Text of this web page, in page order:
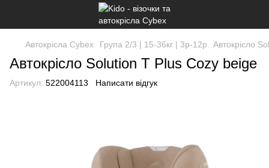
Автокрісла Cybex Група 2/3 | 15-36кг | 3р-12р Автокрісло
Автокрісло Solution T Plus Cozy beige
Артикул: 522004113 Написати відгук